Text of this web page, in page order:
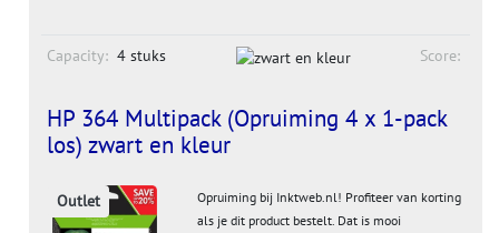
Capacity: 4 stuks Score:
HP 364 Multipack (Opruiming 4 x 1-pack
los) zwart en kleur
Outlet
Opruiming bij Inktweb.nl! Profiteer van korting
als je dit product bestelt. Dat is mooi